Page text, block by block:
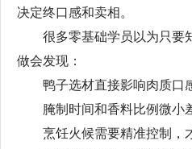
决定终口感和卖相。
很多零基础学员以为只要
做会发现：
鸭子选材直接影响肉质口
腌制时间和香料比例微小
烹饪火候需要精准控制，